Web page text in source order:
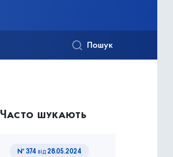
Пошук
Часто шукають
№ 374 від 28.05.2024